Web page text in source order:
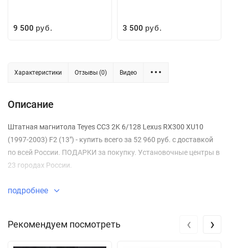
9 500 руб. 3 500 руб.
Характеристики Отзывы (0) Видео
Описание
Штатная магнитола Teyes CC3 2K 6/128 Lexus RX300 XU10
(1997-2003) F2 (13") - купить всего за 52 960 руб. с доставкой
по всей России. ПОДАРКИ за покупку. Установочные центры в
23 городах России.
подробнее
Рекомендуем посмотреть ‹ ›